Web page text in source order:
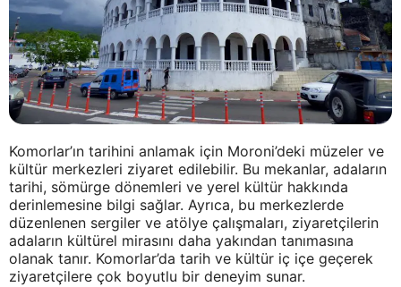
Komorlar’ın tarihini anlamak için Moroni’deki müzeler ve
kültür merkezleri ziyaret edilebilir. Bu mekanlar, adaların
tarihi, sömürge dönemleri ve yerel kültür hakkında
derinlemesine bilgi sağlar. Ayrıca, bu merkezlerde
düzenlenen sergiler ve atölye çalışmaları, ziyaretçilerin
adaların kültürel mirasını daha yakından tanımasına
olanak tanır. Komorlar’da tarih ve kültür iç içe geçerek
ziyaretçilere çok boyutlu bir deneyim sunar.